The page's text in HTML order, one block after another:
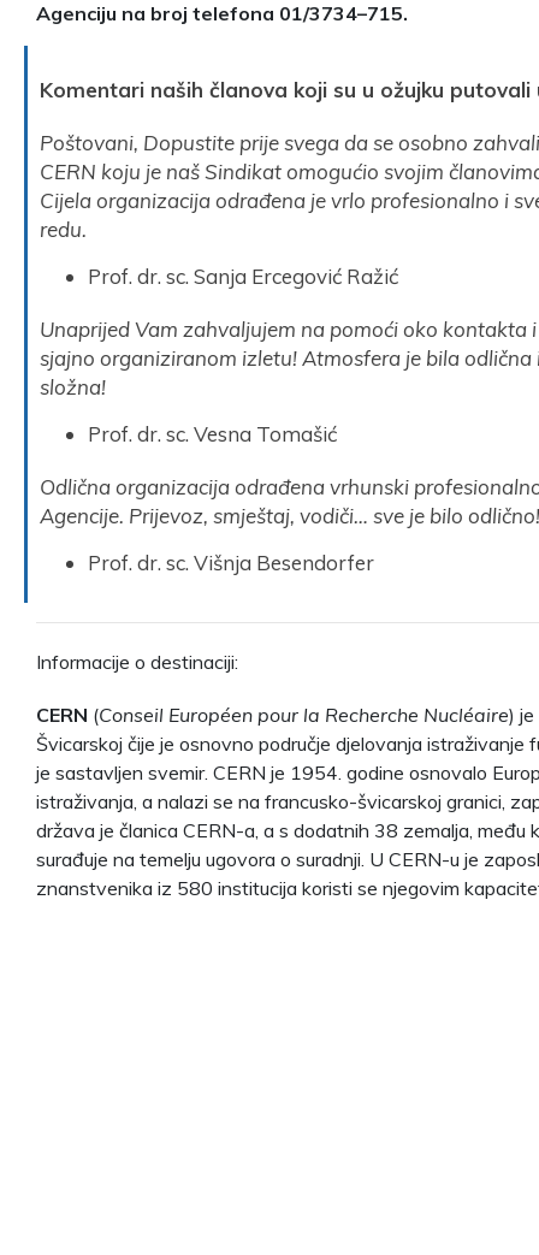
Agenciju na broj telefona 01/3734–715.
Komentari naših članova koji su u ožujku putovali
Poštovani, Dopustite prije svega da se osobno
CERN koju je naš Sindikat omogućio svojim
Cijela organizacija odrađena je vrlo profesionalno i
redu.
Prof. dr. sc. Sanja Ercegović Ražić
Unaprijed Vam zahvaljujem na pomoći oko kontakta
sjajno organiziranom izletu! Atmosfera je bila odlična
složna!
Prof. dr. sc. Vesna Tomašić
Odlična organizacija odrađena vrhunski
Agencije. Prijevoz, smještaj, vodiči… sve je bilo odlično!
Prof. dr. sc. Višnja Besendorfer
Informacije o destinaciji:
CERN (Conseil Européen pour la Recherche Nucléaire)
Švicarskoj čije je osnovno područje djelovanja istraživanje
je sastavljen svemir. CERN je 1954. godine osnovalo
istraživanja, a nalazi se na francusko-švicarskoj granici,
država je članica CERN-a, a s dodatnih 38 zemalja, među
surađuje na temelju ugovora o suradnji. U CERN-u je
znanstvenika iz 580 institucija koristi se njegovim